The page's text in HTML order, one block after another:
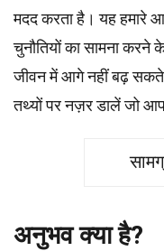
मदद करता है। यह हमारे
चुनौतियों का सामना करने
जीवन में आगे नहीं बढ़
तथ्यों पर नज़र डालें जो
अनुभव क्या है?